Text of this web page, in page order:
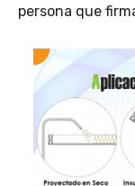
persona que